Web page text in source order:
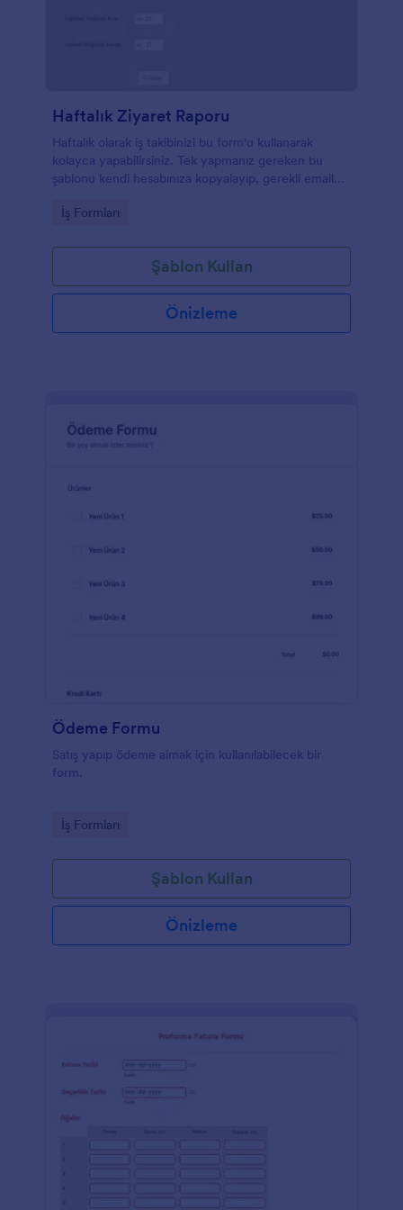
Haftalık Ziyaret Raporu
Haftalık olarak iş takibinizi bu form'u kullanarak
kolayca yapabilirsiniz. Tek yapmanız gereken bu
şablonu kendi hesabınıza kopyalayıp, gerekli email
Go to Category:
İş Formları
Şablon Kullan
Önizleme
Ödeme Formu
Satış yapıp ödeme almak için kullanılabilecek bir
form.
Go to Category:
İş Formları
Şablon Kullan
Önizleme